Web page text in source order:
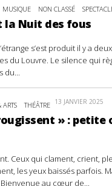
MUSIQUE NON CLASSÉ
la Nuit des fous
s’est produit il y a
du Louvre. Le silence qui
du...
ARTS THÉÂTRE 13 JANVIER 2025
» : petite
Ceux qui clament, crient,
les yeux baissés parfois.
au cœur de...